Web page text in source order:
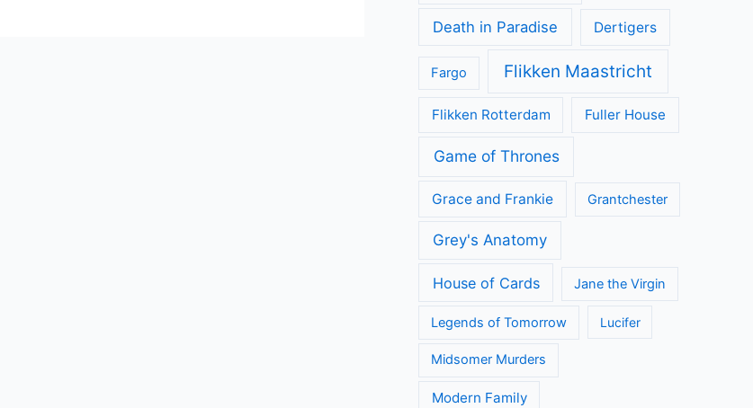
Death in Paradise Dertigers
Fargo Flikken Maastricht
Flikken Rotterdam Fuller House
Game of Thrones
Grace and Frankie Grantchester
Grey's Anatomy
House of Cards Jane the Virgin
Legends of Tomorrow Lucifer
Midsomer Murders
Modern Family